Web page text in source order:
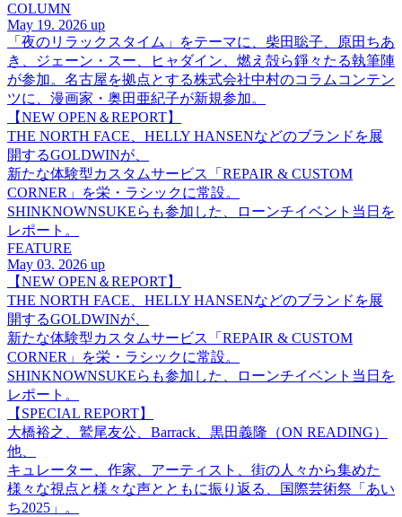
COLUMN
May 19. 2026 up
「夜のリラックスタイム」をテーマに、柴田聡子、原田ちあ
き、ジェーン・スー、ヒャダイン、燃え殻ら錚々たる執筆陣
が参加。名古屋を拠点とする株式会社中村のコラムコンテン
ツに、漫画家・奥田亜紀子が新規参加。
【NEW OPEN＆REPORT】
THE NORTH FACE、HELLY HANSENなどのブランドを展
開するGOLDWINが、
新たな体験型カスタムサービス「REPAIR & CUSTOM
CORNER」を栄・ラシックに常設。
SHINKNOWNSUKEらも参加した、ローンチイベント当日を
レポート。
FEATURE
May 03. 2026 up
【NEW OPEN＆REPORT】
THE NORTH FACE、HELLY HANSENなどのブランドを展
開するGOLDWINが、
新たな体験型カスタムサービス「REPAIR & CUSTOM
CORNER」を栄・ラシックに常設。
SHINKNOWNSUKEらも参加した、ローンチイベント当日を
レポート。
【SPECIAL REPORT】
大橋裕之、鷲尾友公、Barrack、黒田義隆（ON READING）
他、
キュレーター、作家、アーティスト、街の人々から集めた
様々な視点と様々な声とともに振り返る、国際芸術祭「あい
ち2025」。